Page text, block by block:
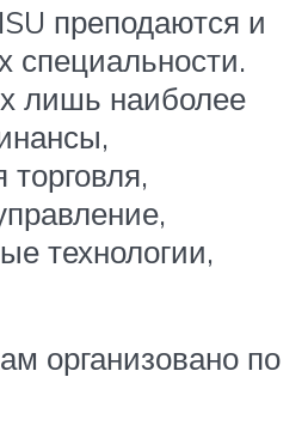
преподаются и
специальности.
лишь наиболее
технологии,
организовано по